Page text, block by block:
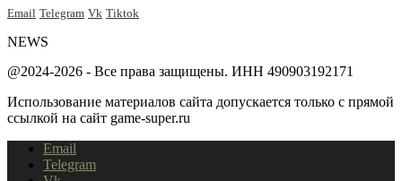
Email Telegram Vk Tiktok
NEWS
@2024-2026 - Все права защищены. ИНН 490903192171
Использование материалов сайта допускается только с прямой
ссылкой на сайт game-super.ru
Email
Telegram